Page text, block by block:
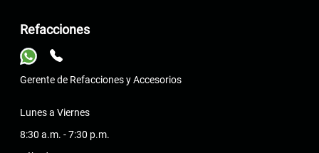
Refacciones
Gerente de Refacciones y Accesorios
Lunes a Viernes
8:30 a.m. - 7:30 p.m.